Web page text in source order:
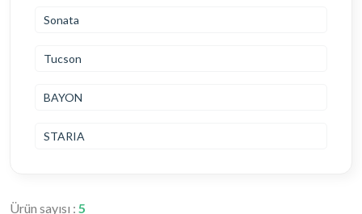
Sonata
Tucson
BAYON
STARIA
Ürün sayısı : 5